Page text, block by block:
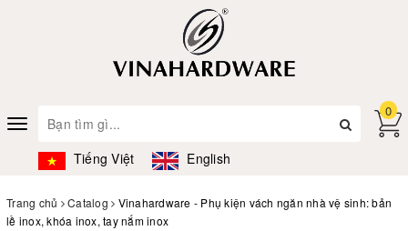
Toggle
navigation
Tiếng Việt English
0
Trang chủ Catalog
Vinahardware - Phụ kiện vách ngăn nhà vệ sinh: bản
lề inox, khóa inox, tay nắm inox